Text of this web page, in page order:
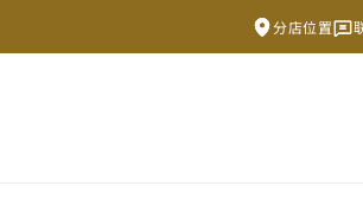
分店位置